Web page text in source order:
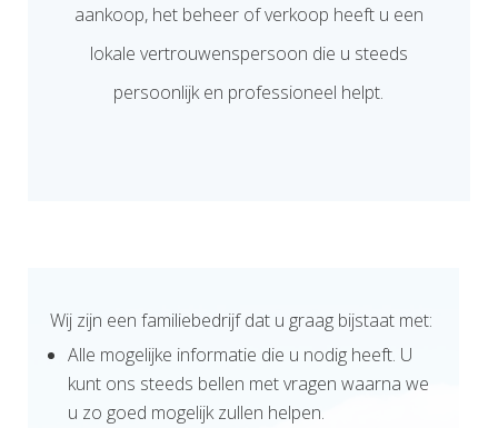
aankoop, het beheer of verkoop heeft u een
lokale vertrouwenspersoon die u steeds
persoonlijk en professioneel helpt.
Wij zijn een familiebedrijf dat u graag bijstaat met:
Alle mogelijke informatie die u nodig heeft. U
kunt ons steeds bellen met vragen waarna we
u zo goed mogelijk zullen helpen.